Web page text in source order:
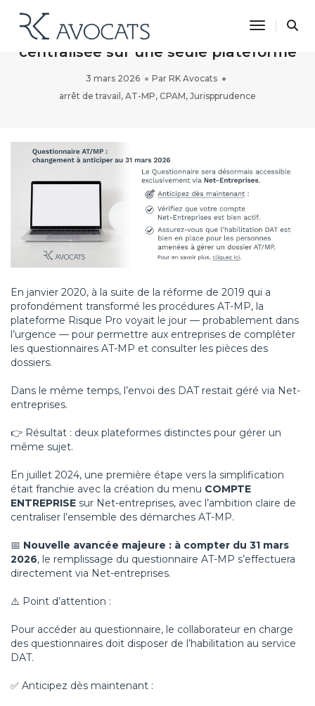
Toggle
AT-MP : vers une gestion enfin
centralisée sur une seule plateforme
3 mars 2026 Par RK Avocats
arrêt de travail , AT-MP, CPAM, Jurispprudence
En janvier 2020, à la suite de la réforme de 2019 qui a
profondément transformé les procédures AT-MP, la
plateforme Risque Pro voyait le jour — probablement dans
l’urgence — pour permettre aux entreprises de compléter
les questionnaires AT-MP et consulter les pièces des
dossiers.
Dans le même temps, l’envoi des DAT restait géré via Net-
entreprises.
👉 Résultat : deux plateformes distinctes pour gérer un
même sujet.
En juillet 2024, une première étape vers la simplification
était franchie avec la création du menu COMPTE
ENTREPRISE sur Net-entreprises, avec l’ambition claire de
centraliser l’ensemble des démarches AT-MP.
📅 Nouvelle avancée majeure : à compter du 31 mars
2026, le remplissage du questionnaire AT-MP s’effectuera
directement via Net-entreprises.
⚠️ Point d’attention :
Pour accéder au questionnaire, le collaborateur en charge
des questionnaires doit disposer de l’habilitation au service
DAT.
✅ Anticipez dès maintenant :